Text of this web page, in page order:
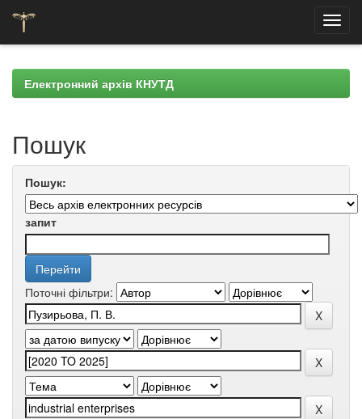
navigationЕлектронний архів КНУТД
Пошук
Пошук:
запит
Поточні фільтри: